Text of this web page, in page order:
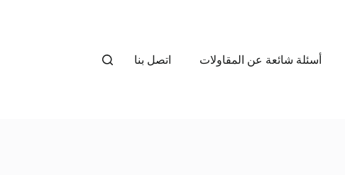
أسئلة شائعة عن المقاولات اتصل بنا